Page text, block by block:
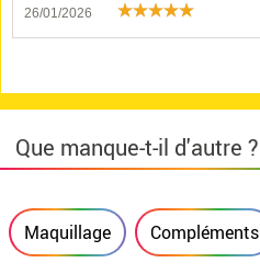
26/01/2026
Que manque-t-il d'autre ?
Maquillage Compléments